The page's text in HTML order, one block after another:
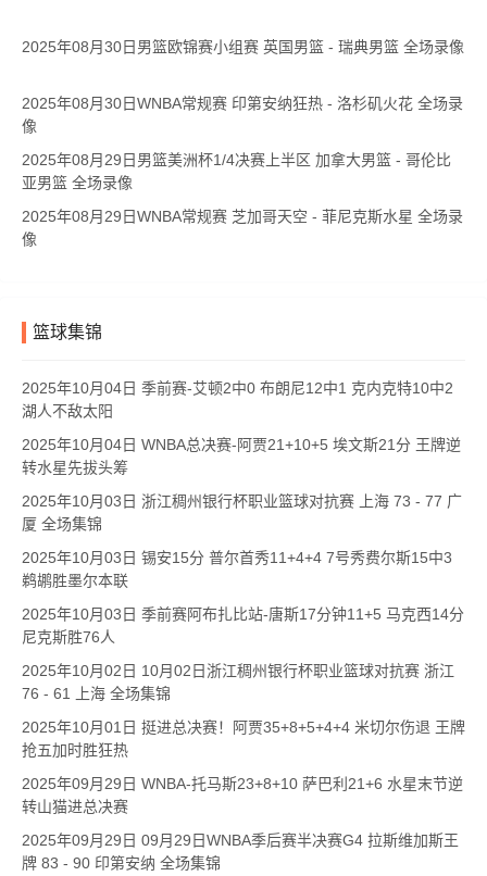
2025年08月30日男篮欧锦赛小组赛 英国男篮 - 瑞典男篮 全场录像
2025年08月30日WNBA常规赛 印第安纳狂热 - 洛杉矶火花 全场录
像
2025年08月29日男篮美洲杯1/4决赛上半区 加拿大男篮 - 哥伦比
亚男篮 全场录像
2025年08月29日WNBA常规赛 芝加哥天空 - 菲尼克斯水星 全场录
像
篮球集锦
2025年10月04日 季前赛-艾顿2中0 布朗尼12中1 克内克特10中2
湖人不敌太阳
2025年10月04日 WNBA总决赛-阿贾21+10+5 埃文斯21分 王牌逆
转水星先拔头筹
2025年10月03日 浙江稠州银行杯职业篮球对抗赛 上海 73 - 77 广
厦 全场集锦
2025年10月03日 锡安15分 普尔首秀11+4+4 7号秀费尔斯15中3
鹈鹕胜墨尔本联
2025年10月03日 季前赛阿布扎比站-唐斯17分钟11+5 马克西14分
尼克斯胜76人
2025年10月02日 10月02日浙江稠州银行杯职业篮球对抗赛 浙江
76 - 61 上海 全场集锦
2025年10月01日 挺进总决赛！阿贾35+8+5+4+4 米切尔伤退 王牌
抢五加时胜狂热
2025年09月29日 WNBA-托马斯23+8+10 萨巴利21+6 水星末节逆
转山猫进总决赛
2025年09月29日 09月29日WNBA季后赛半决赛G4 拉斯维加斯王
牌 83 - 90 印第安纳 全场集锦